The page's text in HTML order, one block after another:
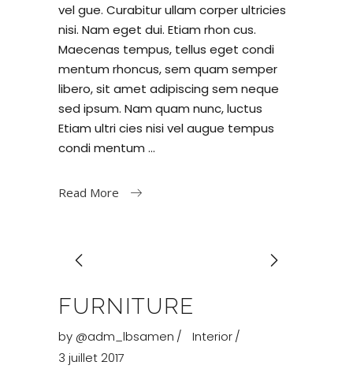
vel gue. Curabitur ullam corper ultricies
nisi. Nam eget dui. Etiam rhon cus.
Maecenas tempus, tellus eget condi
mentum rhoncus, sem quam semper
libero, sit amet adipiscing sem neque
sed ipsum. Nam quam nunc, luctus
Etiam ultri cies nisi vel augue tempus
condi mentum
Read More
FURNITURE
by @adm_lbsamen
Interior
3 juillet 2017